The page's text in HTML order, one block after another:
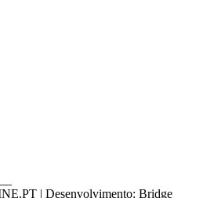
| Desenvolvimento: Bridge